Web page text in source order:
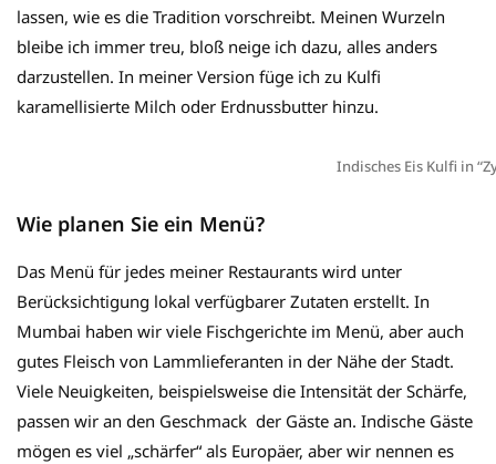
lassen, wie es die Tradition vorschreibt. Meinen Wurzeln
bleibe ich immer treu, bloß neige ich dazu, alles anders
darzustellen. In meiner Version füge ich zu Kulfi
karamellisierte Milch oder Erdnussbutter hinzu.
Indisches Eis Kulfi in
Wie planen Sie ein Menü?
Das Menü für jedes meiner Restaurants wird unter
Berücksichtigung lokal verfügbarer Zutaten erstellt. In
Mumbai haben wir viele Fischgerichte im Menü, aber auch
gutes Fleisch von Lammlieferanten in der Nähe der Stadt.
Viele Neuigkeiten, beispielsweise die Intensität der Schärfe,
passen wir an den Geschmack der Gäste an. Indische Gäste
mögen es viel „schärfer“ als Europäer, aber wir nennen es